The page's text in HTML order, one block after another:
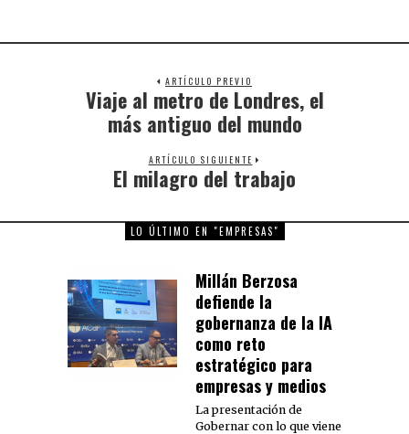
ARTÍCULO PREVIO
Previous
post:
Viaje al metro de Londres, el
más antiguo del mundo
ARTÍCULO SIGUIENTE
Next
El milagro del trabajo
LO ÚLTIMO EN "EMPRESAS"
Millán Berzosa
defiende la
gobernanza de la IA
como reto
estratégico para
empresas y medios
La presentación de
Gobernar con lo que viene